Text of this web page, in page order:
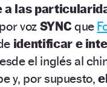
a las
voz SYNCque
identificar e
el inglés al
y, por supuesto,